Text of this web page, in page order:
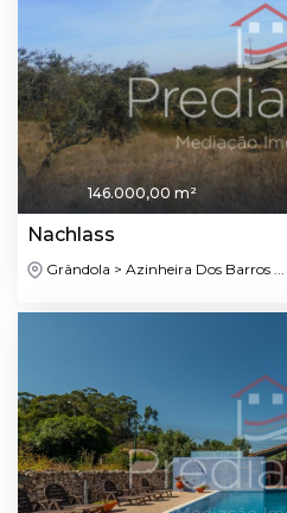
146.000,00 m²
Nachlass
Grândola > Azinheira Dos Barros ...